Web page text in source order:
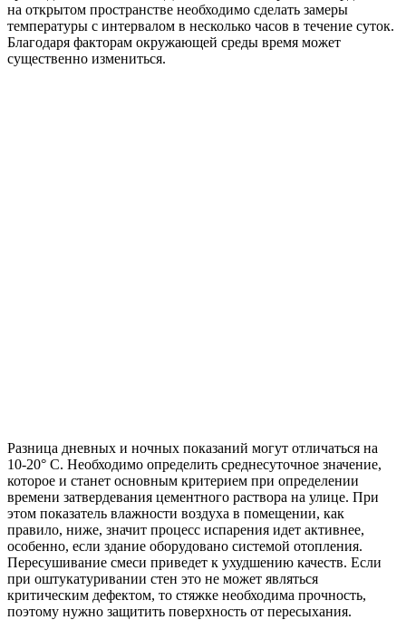
на открытом пространстве необходимо сделать замеры
температуры с интервалом в несколько часов в течение суток.
Благодаря факторам окружающей среды время может
существенно измениться.
Разница дневных и ночных показаний могут отличаться на
10-20° C. Необходимо определить среднесуточное значение,
которое и станет основным критерием при определении
времени затвердевания цементного раствора на улице. При
этом показатель влажности воздуха в помещении, как
правило, ниже, значит процесс испарения идет активнее,
особенно, если здание оборудовано системой отопления.
Пересушивание смеси приведет к ухудшению качеств. Если
при оштукатуривании стен это не может являться
критическим дефектом, то стяжке необходима прочность,
поэтому нужно защитить поверхность от пересыхания.